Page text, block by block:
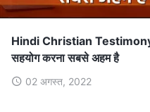
Hindi Christian
सहयोग करना सबसे अहम है
02 अगस्त, 2022